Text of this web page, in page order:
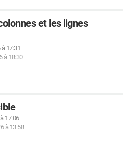
et les lignes
à 17:31
à 18:30
17:06
à 13:58